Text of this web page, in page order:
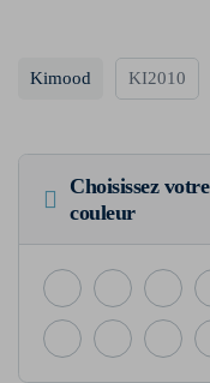
Kimood KI2010
Choisissez votre
couleur